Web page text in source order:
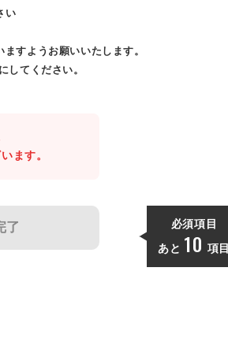
い
すようお願いいたします。
してください。
ます。
了 必須項目
あと 10 項目